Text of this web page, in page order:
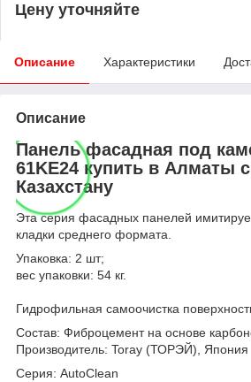
Цену уточняйте
Описание Характеристики
Описание
Панель фасадная под
61KE24 купить в Алматы
Казахстану
Эта серия фасадных панелей
кладки среднего формата.
Упаковка: 2 шт;
вес упаковки: 54 кг.
Гидрофильная самоочистка
Состав: Фиброцемент на основе
Производитель: Toray (ТОРЭЙ), Япония
Серия: AutoClean